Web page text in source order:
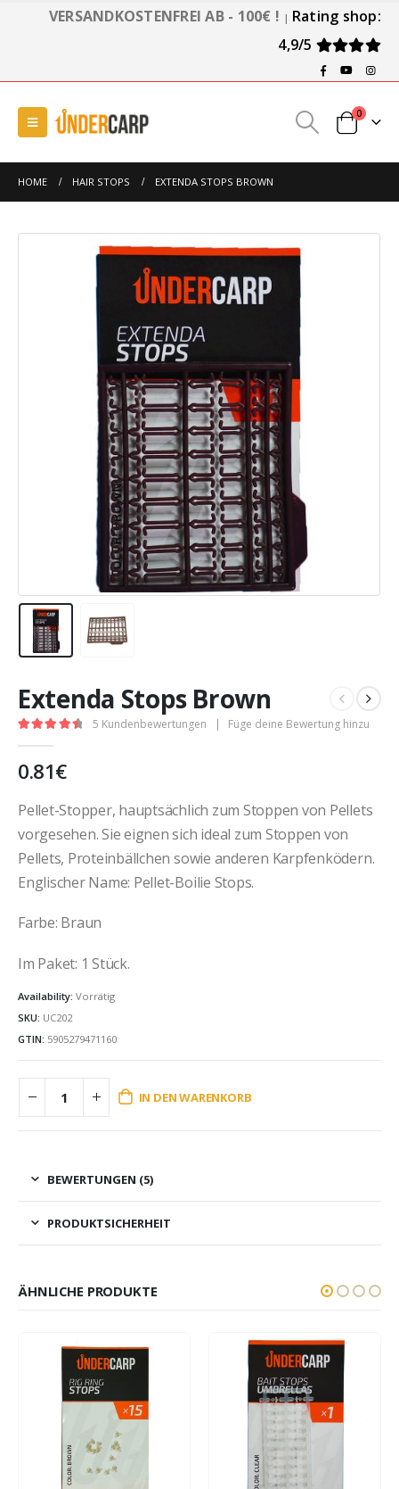
VERSANDKOSTENFREI AB - 100€ ! | Rating shop:
4,9/5
0
HOME HAIR STOPS EXTENDA STOPS BROWN
Extenda Stops Brown
5 Kundenbewertungen | Füge deine Bewertung hinzu
0.81€
Pellet-Stopper, hauptsächlich zum Stoppen von Pellets
vorgesehen. Sie eignen sich ideal zum Stoppen von
Pellets, Proteinbällchen sowie anderen Karpfenködern.
Englischer Name: Pellet-Boilie Stops.
Farbe: Braun
Im Paket: 1 Stück.
Availability: Vorrätig
SKU: UC202
GTIN: 5905279471160
IN DEN WARENKORB
BEWERTUNGEN (5)
PRODUKTSICHERHEIT
ÄHNLICHE PRODUKTE